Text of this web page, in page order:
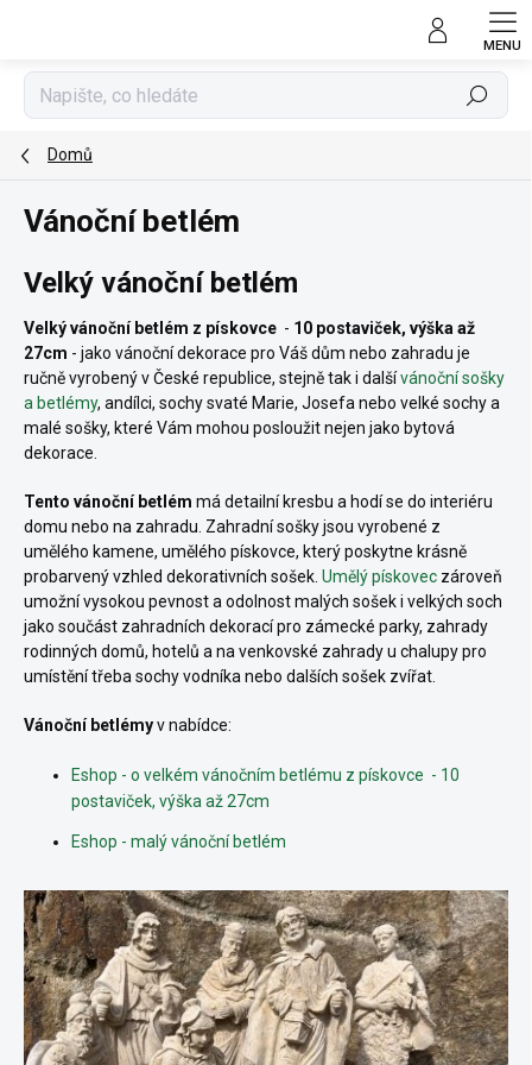
Hledat
Domů
Vánoční betlém
Velký vánoční betlém
Velký vánoční betlém z pískovce - 10 postaviček, výška až
27cm - jako vánoční dekorace pro Váš dům nebo zahradu je
ručně vyrobený v České republice, stejně tak i dalšívánoční sošky
a betlémy, andílci, sochy svaté Marie, Josefa nebo velké sochy a
malé sošky, které Vám mohou posloužit nejen jako bytová
dekorace.
Tento vánoční betlém má detailní kresbu a hodí se do interiéru
domu nebo na zahradu. Zahradní sošky jsou vyrobené z
umělého kamene, umělého pískovce, který poskytne krásně
probarvený vzhled dekorativních sošek. Umělý pískovec zároveň
umožní vysokou pevnost a odolnost malých sošek i velkých soch
jako součást zahradních dekorací pro zámecké parky, zahrady
rodinných domů, hotelů a na venkovské zahrady u chalupy pro
umístění třeba sochy vodníka nebo dalších sošek zvířat.
Vánoční betlémyv nabídce:
Eshop - o velkém vánočním betlému z pískovce - 10
postaviček, výška až 27cm
Eshop - malý vánoční betlém